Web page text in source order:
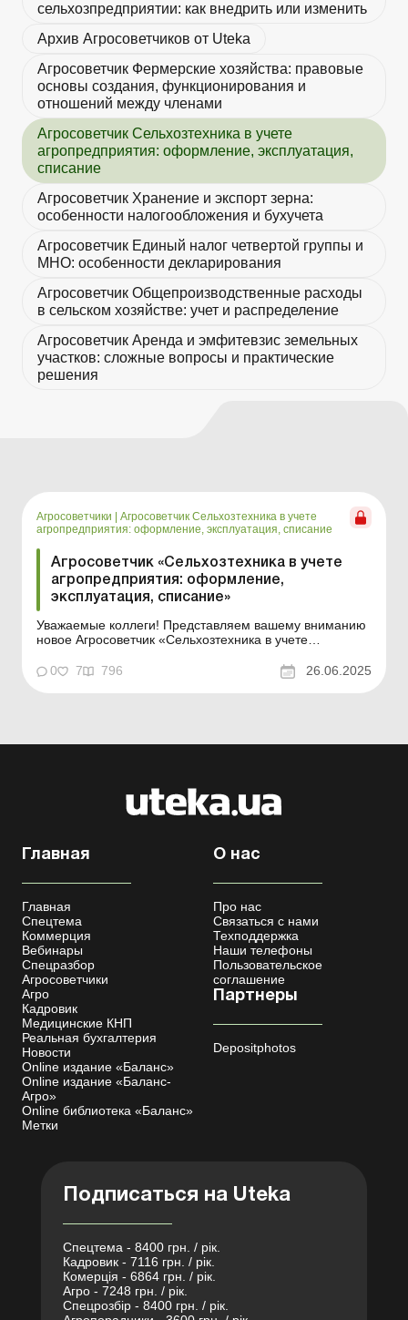
сельхозпредприятии: как внедрить или изменить
Архив Агросоветчиков от Uteka
Агросоветчик Фермерские хозяйства: правовые
основы создания, функционирования и
отношений между членами
Агросоветчик Сельхозтехника в учете
агропредприятия: оформление, эксплуатация,
списание
Агросоветчик Хранение и экспорт зерна:
особенности налогообложения и бухучета
Агросоветчик Единый налог четвертой группы и
МНО: особенности декларирования
Агросоветчик Общепроизводственные расходы
в сельском хозяйстве: учет и распределение
Агросоветчик Аренда и эмфитевзис земельных
участков: сложные вопросы и практические
решения
Агросоветчики
Агросоветчик Сельхозтехника в учете
агропредприятия: оформление, эксплуатация, списание
Агросоветчик «Сельхозтехника в учете
агропредприятия: оформление,
эксплуатация, списание»
Уважаемые коллеги! Представляем вашему вниманию
новое Агросоветчик «Сельхозтехника в учете
списание». В нем мы собрали материалы, которые
помогут вам безошибочно вести бухгалтерский учет
0 7 796 26.06.2025
Главная
Главная
Спецтема
Коммерция
Вебинары
Спецразбор
Агросоветчики
Агро
Кадровик
Медицинские КНП
Реальная бухгалтерия
Новости
Online издание «Баланс»
Online издание «Баланс-
Агро»
Online библиотека «Баланс»
Метки
О нас
Про нас
Связаться с нами
Техподдержка
Наши телефоны
Пользовательское
соглашение
Партнеры
Depositphotos
Подписаться на Uteka
Спецтема - 8400 грн. / рік.
Кадровик - 7116 грн. / рік.
Комерція - 6864 грн. / рік.
Агро - 7248 грн. / рік.
Спецрозбір - 8400 грн. / рік.